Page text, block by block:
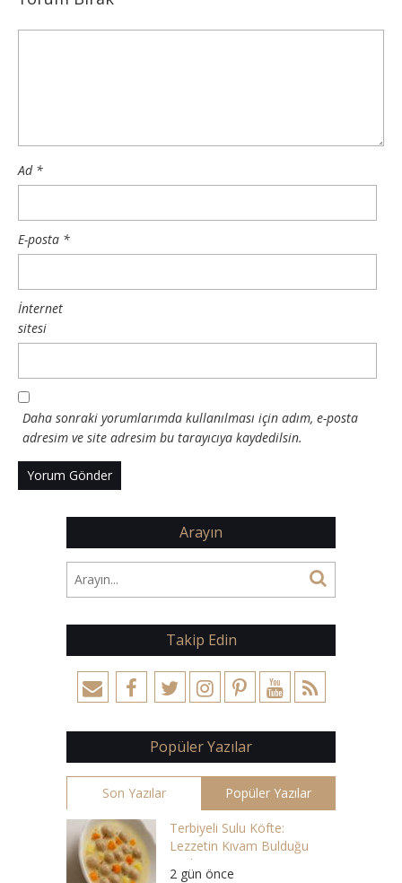
Ad *
E-posta *
İnternet
sitesi
Daha sonraki yorumlarımda kullanılması için adım, e-posta
adresim ve site adresim bu tarayıcıya kaydedilsin.
Arayın
Takip Edin
Popüler Yazılar
Son Yazılar Popüler Yazılar
Terbiyeli Sulu Köfte:
Lezzetin Kıvam Bulduğu
Çorba
2 gün önce